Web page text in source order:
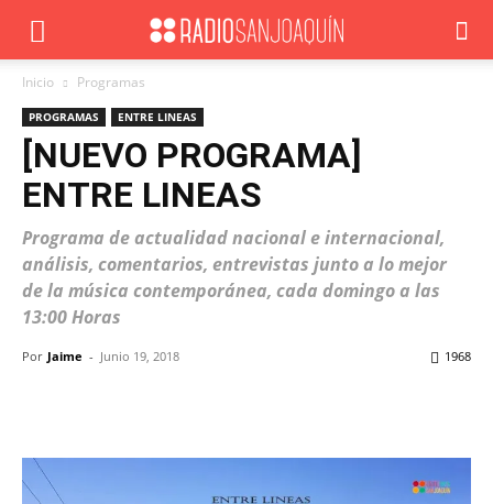
Inicio Programas
PROGRAMAS ENTRE LINEAS
[NUEVO PROGRAMA]
ENTRE LINEAS
Programa de actualidad nacional e internacional,
análisis, comentarios, entrevistas junto a lo mejor
de la música contemporánea, cada domingo a las
13:00 Horas
Por Jaime - Junio 19, 2018 1968